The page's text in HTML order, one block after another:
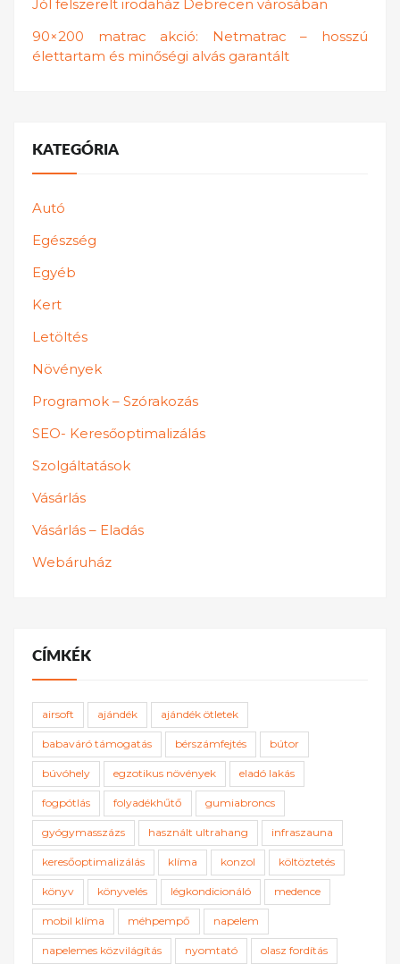
Jól felszerelt irodaház Debrecen városában
90×200 matrac akció: Netmatrac – hosszú
élettartam és minőségi alvás garantált
KATEGÓRIA
Autó
Egészség
Egyéb
Kert
Letöltés
Növények
Programok – Szórakozás
SEO- Keresőoptimalizálás
Szolgáltatások
Vásárlás
Vásárlás – Eladás
Webáruház
CÍMKÉK
airsoft ajándék ajándék ötletek
babaváró támogatás bérszámfejtés bútor
búvóhely egzotikus növények eladó lakás
fogpótlás folyadékhűtő gumiabroncs
gyógymasszázs használt ultrahang infraszauna
keresőoptimalizálás klíma konzol költöztetés
könyv könyvelés légkondicionáló medence
mobil klíma méhpempő napelem
napelemes közvilágítás nyomtató olasz fordítás